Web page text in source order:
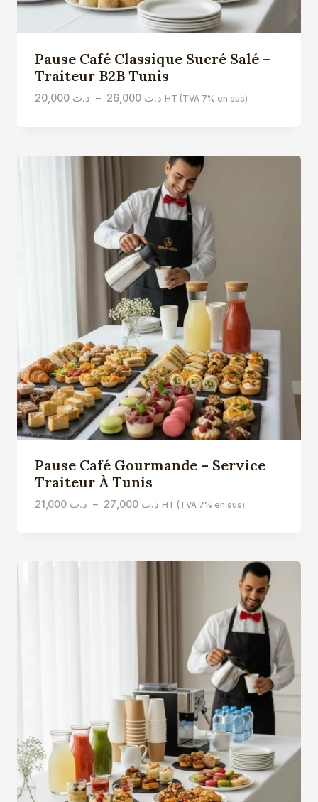
Pause Café Classique Sucré Salé –
Traiteur B2B Tunis
د.ت 20,000 – د.ت 26,000
Plage
à
د.ت 26,000
HT (TVA 7% en sus)
Pause Café Gourmande – Service
Traiteur À Tunis
د.ت 21,000 – د.ت 27,000
Plage
HT (TVA 7% en sus)